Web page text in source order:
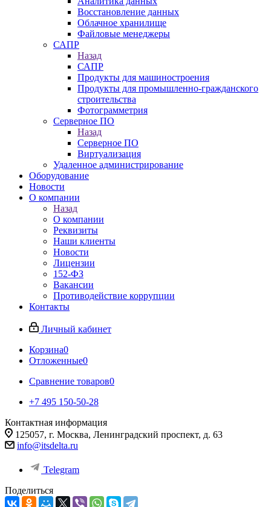
Восстановление данных
Облачное хранилище
Файловые менеджеры
САПР
Назад
САПР
Продукты для машиностроения
Продукты для промышленно-гражданского
строительства
Фотограмметрия
Серверное ПО
Назад
Серверное ПО
Виртуализация
Удаленное администрирование
Оборудование
Новости
О компании
Назад
О компании
Реквизиты
Наши клиенты
Новости
Лицензии
152-ФЗ
Вакансии
Противодействие коррупции
Контакты
Личный кабинет
Корзина0
Отложенные0
Сравнение товаров0
+7 495 150-50-28
Контактная информация
125057, г. Москва, Ленинградский проспект, д. 63
info@itsdelta.ru
Telegram
Поделиться